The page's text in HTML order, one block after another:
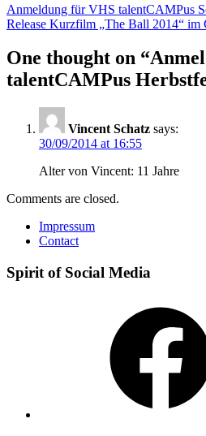
Post
navigation
Anmeldung für VHS talentCAMPus
Release Kurzfilm „The Ball 2014“ im
One thought on “
talentCAMPus
Vincent Schatz says:
30/09/2014 at 16:55
Alter von Vincent: 11 Jahre
Comments are closed.
Impressum
Contact
Spirit of Social Media